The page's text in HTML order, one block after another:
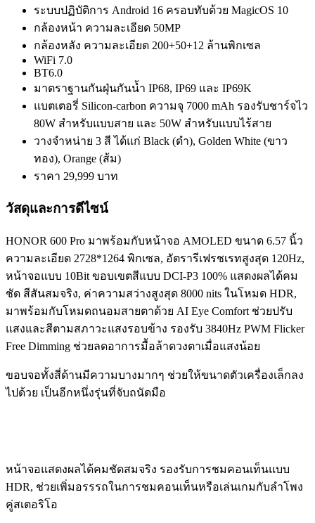
ระบบปฏิบัติการ Android 16 ครอบทับด้วย MagicOS 10
กล้องหน้า ความละเอียด 50MP
กล้องหลัง ความละเอียด 200+50+12 ล้านพิกเซล
WiFi 7.0
BT6.0
มาตราฐานกันฝุ่นกันน้ำ IP68, IP69 และ IP69K
แบตเตอรี่ Silicon-carbon ความจุ 7000 mAh รองรับชาร์จไว
80W สำหรับแบบสาย และ 50W สำหรับแบบไร้สาย
วางจำหน่าย 3 สี ได้แก่ Black (ดำ), Golden White (ขาว
ทอง), Orange (ส้ม)
ราคา 29,999 บาท
วัสดุและการดีไซน์
HONOR 600 Pro มาพร้อมกับหน้าจอ AMOLED ขนาด 6.57 นิ้ว
ความละเอียด 2728*1264 พิกเซล, อัตรารีเฟรชเรทสูงสุด 120Hz,
หน้าจอแบบ 10Bit ขอบเขตสีแบบ DCI-P3 100% แสดงผลได้คม
ชัด สีสันสมจริง, ค่าความสว่างสูงสุด 8000 nits ในโหมด HDR,
มาพร้อมกับโหมดถนอมสายตาด้วย AI Eye Comfort ช่วยปรับ
แสงและสีตามสภาวะแสงรอบข้าง รองรับ 3840Hz PWM Flicker
Free Dimming ช่วยลดอาการมื้อล้าดวงตาเมื่อแสงน้อย
ขอบจอทั้งสี่ด้านมีความบางมากๆ ช่วยให้ขนาดตัวเครื่องเล็กลง
ไปด้วย เป็นอีกหนึ่งรุ่นที่จับถนัดมือ
หน้าจอแสดงผลได้คมชัดสมจริง รองรับการชมคอนเท็นแบบ
HDR, ช่วยเพิ่มอรรรถในการชมคอนเท็นหรือเล่นเกมกับลำโพง
คู่สเตอริโอ